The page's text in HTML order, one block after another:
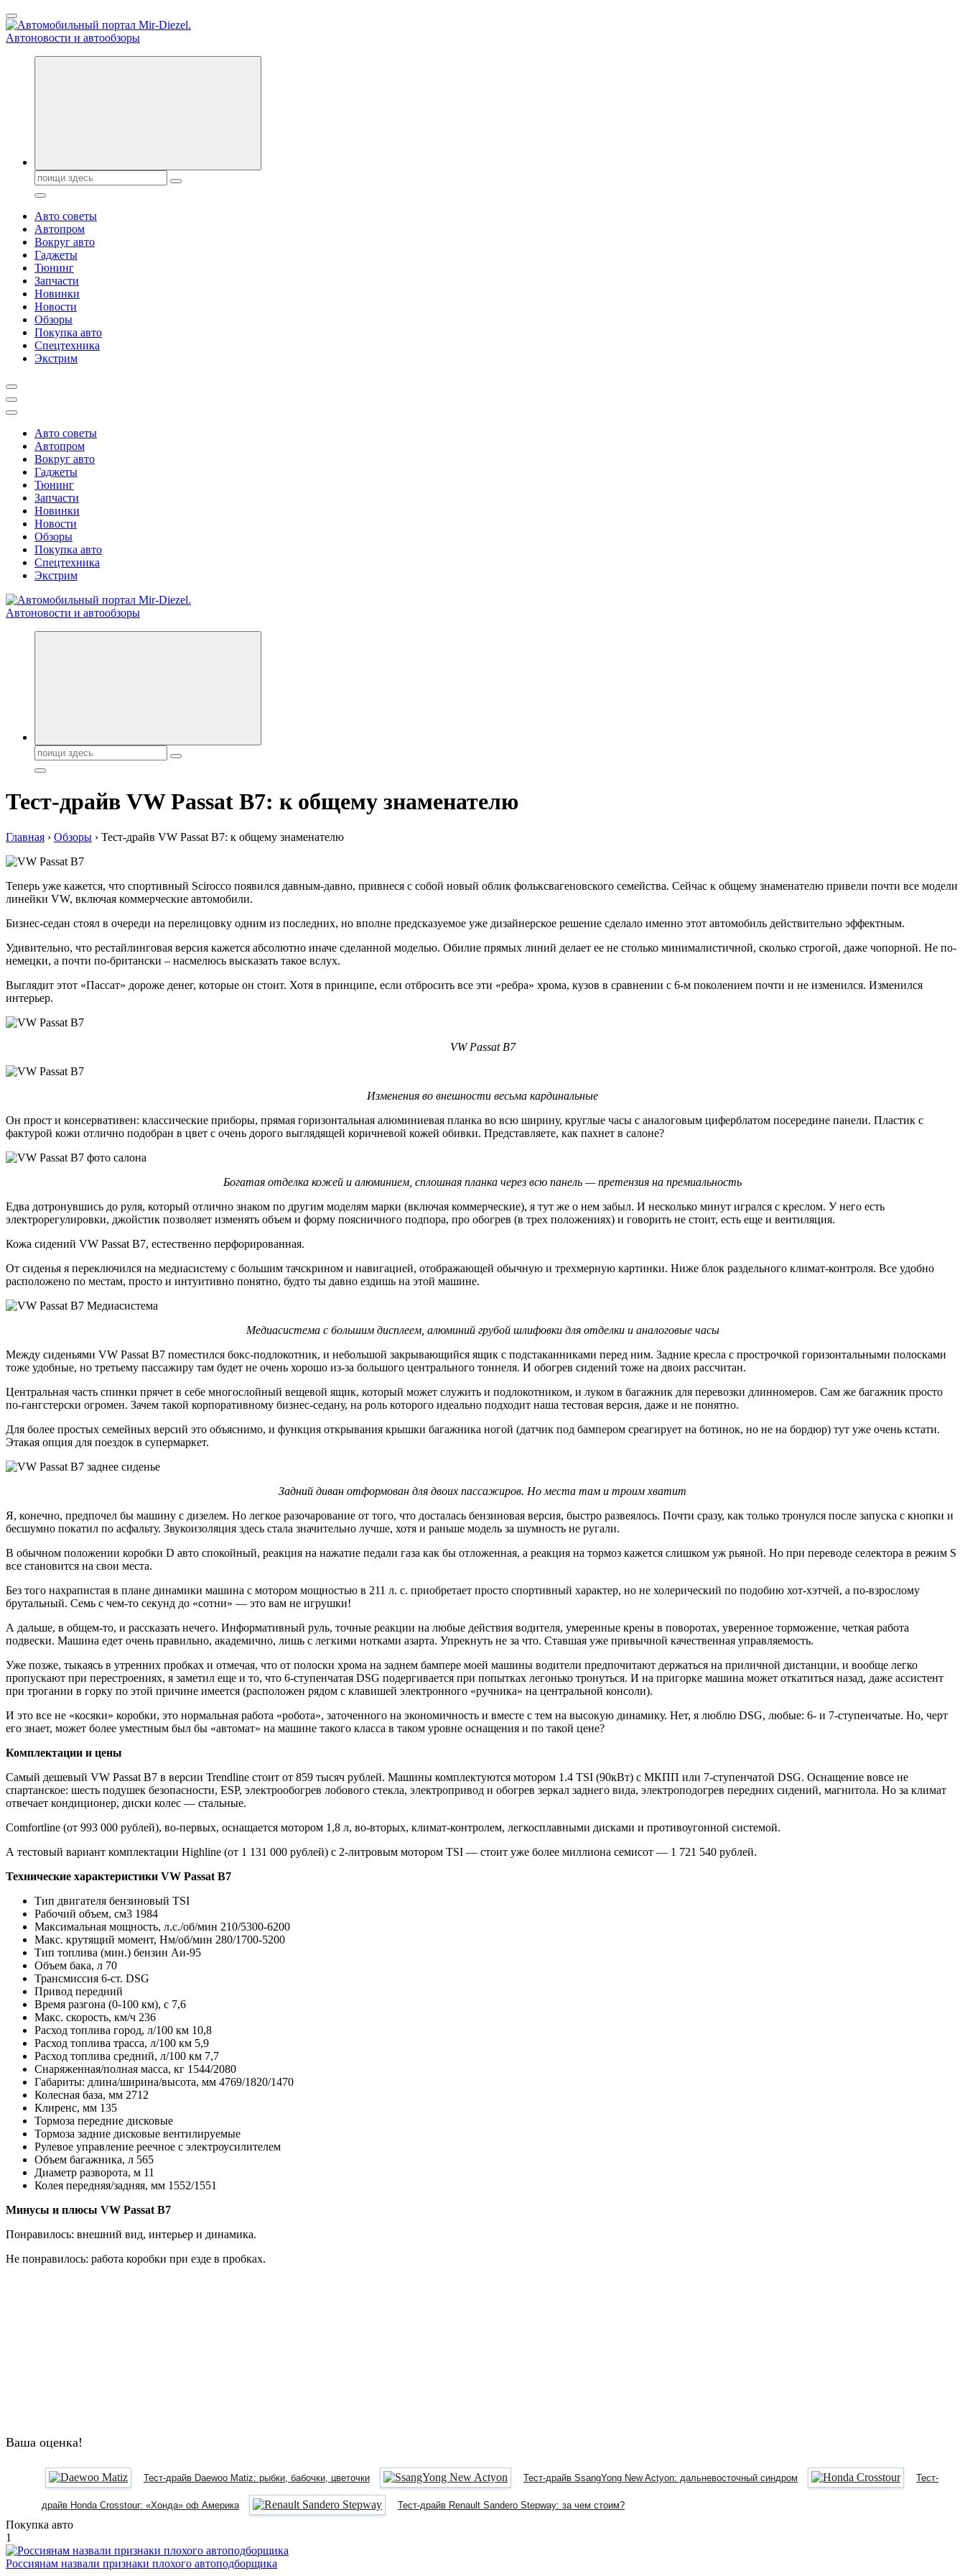
Перейти
к
содержанию
Справочник автомобилиста. Обзор новинок популярных автобрендов, технические характреристики, фото и автообзоры. Автотюнинг, тест-драйвы. Шины, диски, резина
Поиск:
Авто советы
Автопром
Вокруг авто
Гаджеты
Тюнинг
Запчасти
Новинки
Новости
Обзоры
Покупка авто
Спецтехника
Экстрим
Авто советы
Автопром
Вокруг авто
Гаджеты
Тюнинг
Запчасти
Новинки
Новости
Обзоры
Покупка авто
Спецтехника
Экстрим
Справочник автомобилиста. Обзор новинок популярных автобрендов, технические характреристики, фото и автообзоры. Автотюнинг, тест-драйвы. Шины, диски, резина
Поиск:
Тест-драйв VW Passat В7: к общему знаменателю
Главная › Обзоры › Тест-драйв VW Passat В7: к общему знаменателю
Теперь уже кажется, что спортивный Scirocco появился давным-давно, привнеся с собой новый облик фольксвагеновского семейства. Сейчас к общему знаменателю привели почти все модели
линейки VW, включая коммерческие автомобили.
Бизнес-седан стоял в очереди на перелицовку одним из последних, но вполне предсказуемое уже дизайнерское решение сделало именно этот автомобиль действительно эффектным.
Удивительно, что рестайлинговая версия кажется абсолютно иначе сделанной моделью. Обилие прямых линий делает ее не столько минималистичной, сколько строгой, даже чопорной. Не по-
немецки, а почти по-британски – насмелюсь высказать такое вслух.
Выглядит этот «Пассат» дороже денег, которые он стоит. Хотя в принципе, если отбросить все эти «ребра» хрома, кузов в сравнении с 6-м поколением почти и не изменился. Изменился
интерьер.
VW Passat В7
Изменения во внешности весьма кардинальные
Он прост и консервативен: классические приборы, прямая горизонтальная алюминиевая планка во всю ширину, круглые часы с аналоговым циферблатом посередине панели. Пластик с
фактурой кожи отлично подобран в цвет с очень дорого выглядящей коричневой кожей обивки. Представляете, как пахнет в салоне?
Богатая отделка кожей и алюминием, сплошная планка через всю панель — претензия на премиальность
Едва дотронувшись до руля, который отлично знаком по другим моделям марки (включая коммерческие), я тут же о нем забыл. И несколько минут игрался с креслом. У него есть
электрорегулировки, джойстик позволяет изменять объем и форму поясничного подпора, про обогрев (в трех положениях) и говорить не стоит, есть еще и вентиляция.
Кожа сидений VW Passat В7, естественно перфорированная.
От сиденья я переключился на медиасистему с большим тачскрином и навигацией, отображающей обычную и трехмерную картинки. Ниже блок раздельного климат-контроля. Все удобно
расположено по местам, просто и интуитивно понятно, будто ты давно ездишь на этой машине.
Медиасистема с большим дисплеем, алюминий грубой шлифовки для отделки и аналоговые часы
Между сиденьями VW Passat В7 поместился бокс-подлокотник, и небольшой закрывающийся ящик с подстаканниками перед ним. Задние кресла с прострочкой горизонтальными полосками
тоже удобные, но третьему пассажиру там будет не очень хорошо из-за большого центрального тоннеля. И обогрев сидений тоже на двоих рассчитан.
Центральная часть спинки прячет в себе многослойный вещевой ящик, который может служить и подлокотником, и луком в багажник для перевозки длинномеров. Сам же багажник просто
по-гангстерски огромен. Зачем такой корпоративному бизнес-седану, на роль которого идеально подходит наша тестовая версия, даже и не понятно.
Для более простых семейных версий это объяснимо, и функция открывания крышки багажника ногой (датчик под бампером среагирует на ботинок, но не на бордюр) тут уже очень кстати.
Этакая опция для поездок в супермаркет.
Задний диван отформован для двоих пассажиров. Но места там и троим хватит
Я, конечно, предпочел бы машину с дизелем. Но легкое разочарование от того, что досталась бензиновая версия, быстро развеялось. Почти сразу, как только тронулся после запуска с кнопки и
бесшумно покатил по асфальту. Звукоизоляция здесь стала значительно лучше, хотя и раньше модель за шумность не ругали.
В обычном положении коробки D авто спокойный, реакция на нажатие педали газа как бы отложенная, а реакция на тормоз кажется слишком уж рьяной. Но при переводе селектора в режим S
все становится на свои места.
Без того нахрапистая в плане динамики машина с мотором мощностью в 211 л. с. приобретает просто спортивный характер, но не холерический по подобию хот-хэтчей, а по-взрослому
брутальный. Семь с чем-то секунд до «сотни» — это вам не игрушки!
А дальше, в общем-то, и рассказать нечего. Информативный руль, точные реакции на любые действия водителя, умеренные крены в поворотах, уверенное торможение, четкая работа
подвески. Машина едет очень правильно, академично, лишь с легкими нотками азарта. Упрекнуть не за что. Ставшая уже привычной качественная управляемость.
Уже позже, тыкаясь в утренних пробках и отмечая, что от полоски хрома на заднем бампере моей машины водители предпочитают держаться на приличной дистанции, и вообще легко
пропускают при перестроениях, я заметил еще и то, что 6-ступенчатая DSG подергивается при попытках легонько тронуться. И на пригорке машина может откатиться назад, даже ассистент
при трогании в горку по этой причине имеется (расположен рядом с клавишей электронного «ручника» на центральной консоли).
И это все не «косяки» коробки, это нормальная работа «робота», заточенного на экономичность и вместе с тем на высокую динамику. Нет, я люблю DSG, любые: 6- и 7-ступенчатые. Но, черт
его знает, может более уместным был бы «автомат» на машине такого класса в таком уровне оснащения и по такой цене?
Комплектации и цены
Cамый дешевый VW Passat В7 в версии Trendline стоит от 859 тысяч рублей. Машины комплектуются мотором 1.4 TSI (90кВт) с МКПП или 7-ступенчатой DSG. Оснащение вовсе не
спартанское: шесть подушек безопасности, ESP, электрообогрев лобового стекла, электропривод и обогрев зеркал заднего вида, электроподогрев передних сидений, магнитола. Но за климат
отвечает кондиционер, диски колес — стальные.
Comfortline (от 993 000 рублей), во-первых, оснащается мотором 1,8 л, во-вторых, климат-контролем, легкосплавными дисками и противоугонной системой.
А тестовый вариант комплектации Highline (от 1 131 000 рублей) c 2-литровым мотором TSI — стоит уже более миллиона семисот — 1 721 540 рублей.
Технические характеристики VW Passat В7
Тип двигателя бензиновый TSI
Рабочий объем, см3 1984
Максимальная мощность, л.с./об/мин 210/5300-6200
Макс. крутящий момент, Нм/об/мин 280/1700-5200
Тип топлива (мин.) бензин Аи-95
Объем бака, л 70
Трансмиссия 6-ст. DSG
Привод передний
Время разгона (0-100 км), с 7,6
Макс. скорость, км/ч 236
Расход топлива город, л/100 км 10,8
Расход топлива трасса, л/100 км 5,9
Расход топлива средний, л/100 км 7,7
Снаряженная/полная масса, кг 1544/2080
Габариты: длина/ширина/высота, мм 4769/1820/1470
Колесная база, мм 2712
Клиренс, мм 135
Тормоза передние дисковые
Тормоза задние дисковые вентилируемые
Рулевое управление реечное с электроусилителем
Объем багажника, л 565
Диаметр разворота, м 11
Колея передняя/задняя, мм 1552/1551
Минусы и плюсы VW Passat В7
Понравилось: внешний вид, интерьер и динамика.
Не понравилось: работа коробки при езде в пробках.
Ваша оценка!
Тест-драйв Daewoo Matiz: рыбки, бабочки, цветочки Тест-драйв SsangYong New Actyon: дальневосточный синдром Тест-
драйв Honda Crosstour: «Хонда» оф Америка Тест-драйв Renault Sandero Stepway: за чем стоим?
Покупка авто
1
Россиянам назвали признаки плохого автоподборщика